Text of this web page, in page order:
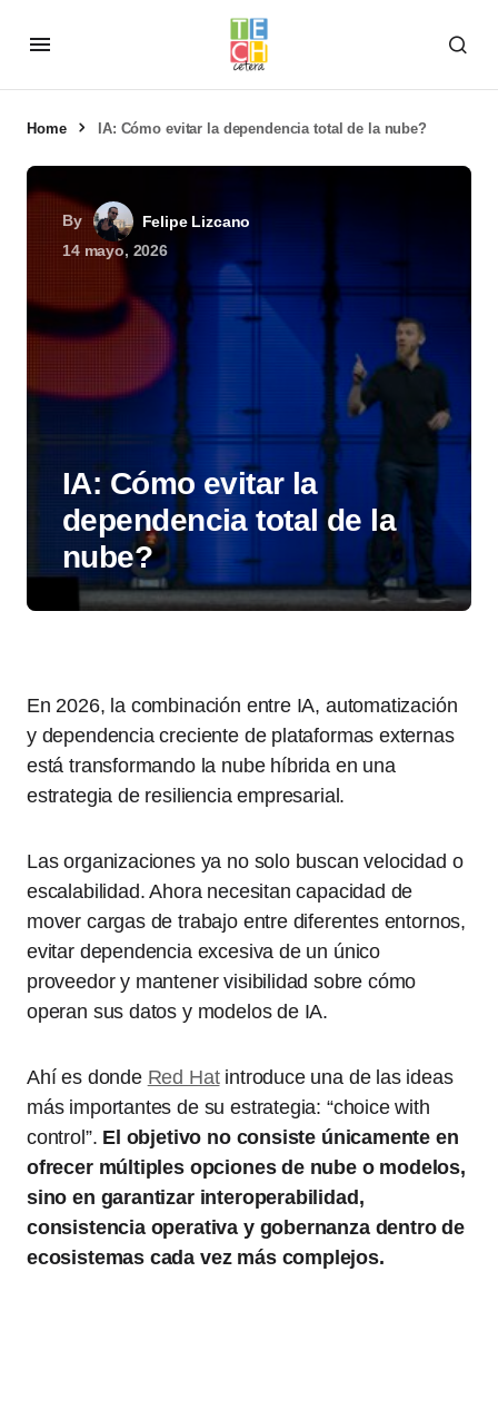
Home IA: Cómo evitar la dependencia total de la nube?
By
Felipe Lizcano
14 mayo, 2026
IA: Cómo evitar la
dependencia total de la
nube?
En 2026, la combinación entre IA, automatización
y dependencia creciente de plataformas externas
está transformando la nube híbrida en una
estrategia de resiliencia empresarial.
Las organizaciones ya no solo buscan velocidad o
escalabilidad. Ahora necesitan capacidad de
mover cargas de trabajo entre diferentes entornos,
evitar dependencia excesiva de un único
proveedor y mantener visibilidad sobre cómo
operan sus datos y modelos de IA.
Ahí es donde Red Hatintroduce una de las ideas
más importantes de su estrategia: “choice with
control”. El objetivo no consiste únicamente en
ofrecer múltiples opciones de nube o modelos,
sino en garantizar interoperabilidad,
consistencia operativa y gobernanza dentro de
ecosistemas cada vez más complejos.